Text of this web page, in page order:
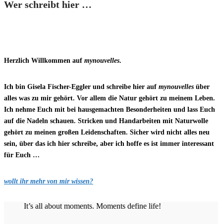
Wer schreibt hier …
Herzlich Willkommen auf mynouvelles.
Ich bin Gisela Fischer-Eggler und schreibe hier auf mynouvelles über
alles was zu mir gehört. Vor allem die Natur gehört zu meinem Leben.
Ich nehme Euch mit bei hausgemachten Besonderheiten und lass Euch
auf die Nadeln schauen. Stricken und Handarbeiten mit Naturwolle
gehört zu meinen großen Leidenschaften. Sicher wird nicht alles neu
sein, über das ich hier schreibe, aber ich hoffe es ist immer interessant
für Euch …
wollt ihr mehr von mir wissen?
It’s all about moments. Moments define life!